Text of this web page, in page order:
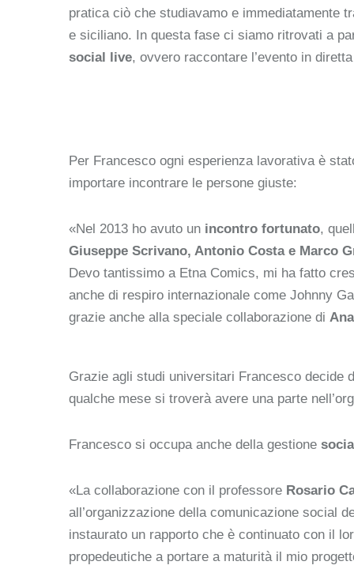
pratica ciò che studiavamo e immediatamente
e siciliano. In questa fase ci siamo ritrovati a
social live, ovvero raccontare l’evento in
Per Francesco ogni esperienza lavorativa è
importare incontrare le persone giuste:
«Nel 2013 ho avuto un incontro fortunato,
Giuseppe Scrivano, Antonio Costa e Marco
Devo tantissimo a Etna Comics, mi ha fatto
anche di respiro internazionale come Johnny
grazie anche alla speciale collaborazione di
Grazie agli studi universitari Francesco decide
qualche mese si troverà avere una parte
Francesco si occupa anche della gestione
«La collaborazione con il professore Rosario
all’organizzazione della comunicazione social
instaurato un rapporto che è continuato con il
propedeutiche a portare a maturità il mio